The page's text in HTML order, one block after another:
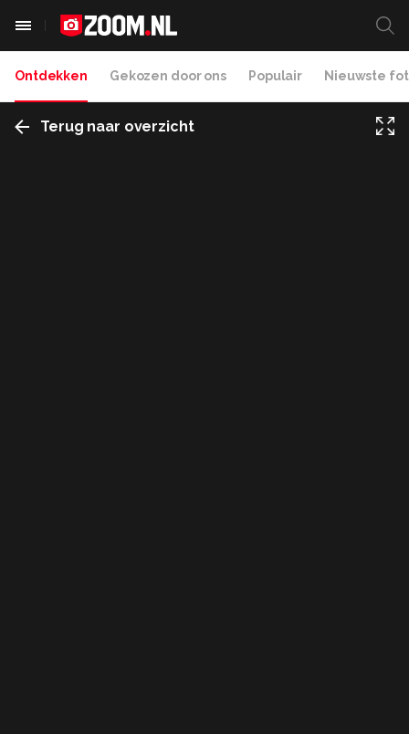
Ontdekken Gekozen door ons Populair Nieuwste
Terug naar overzicht